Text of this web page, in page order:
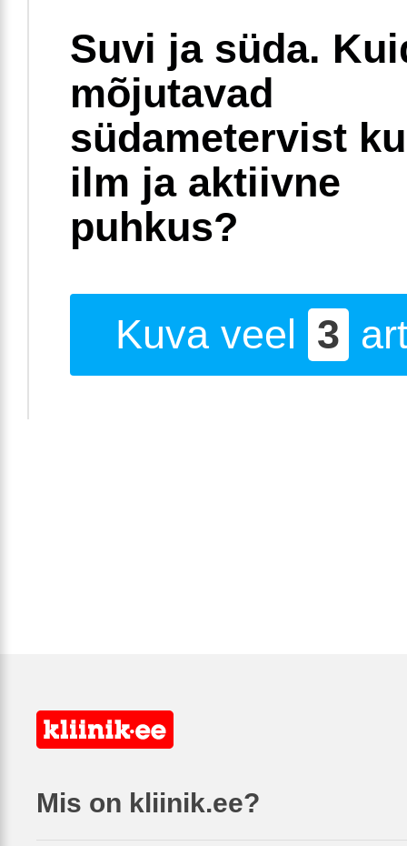
Suvi ja süda.
mõjutavad
südametervist
ilm ja aktiivne
puhkus?
Kuva veel 3
Mis on kliinik.ee?